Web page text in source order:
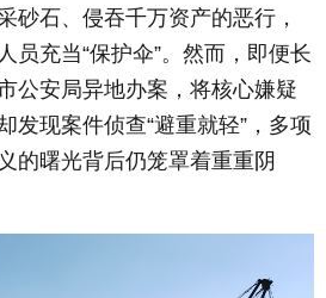
砂石、侵吞千万资产的恶行，
员充当“保护伞”。然而，即便长
公安局异地办案，将核心嫌疑
发现案件侦查“避重就轻”，多项
的曙光背后仍笼罩着重重阴